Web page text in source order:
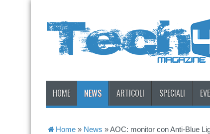
HOME NEWS ARTICOLI SPECIALI
Home » News »AOC: monitor con Anti-Blue